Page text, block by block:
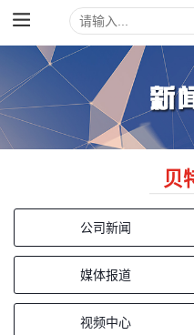
贝
公司新闻
媒体报道
视频中心